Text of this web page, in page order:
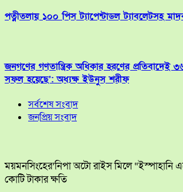
পত্নীতলায় ১০০ পিস ট্যাপেন্টাডল ট্যাবলেটসহ
জনগণের গণতান্ত্রিক অধিকার হরণের প্রতিবাদেই
সফল হয়েছে’: অধ্যক্ষ ইউনুস শরীফ
সর্বশেষ সংবাদ
জনপ্রিয় সংবাদ
ময়মনসিংহের’নিপা অটো রাইস মিলে
কোটি টাকার ক্ষতি